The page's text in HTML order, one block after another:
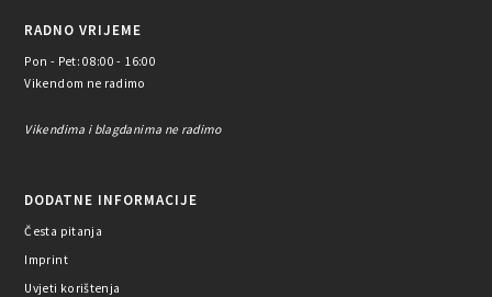
RADNO VRIJEME
Pon - Pet: 08:00 - 16:00
Vikendom ne radimo
Vikendima i blagdanima ne radimo
DODATNE INFORMACIJE
Česta pitanja
Imprint
Uvjeti korištenja